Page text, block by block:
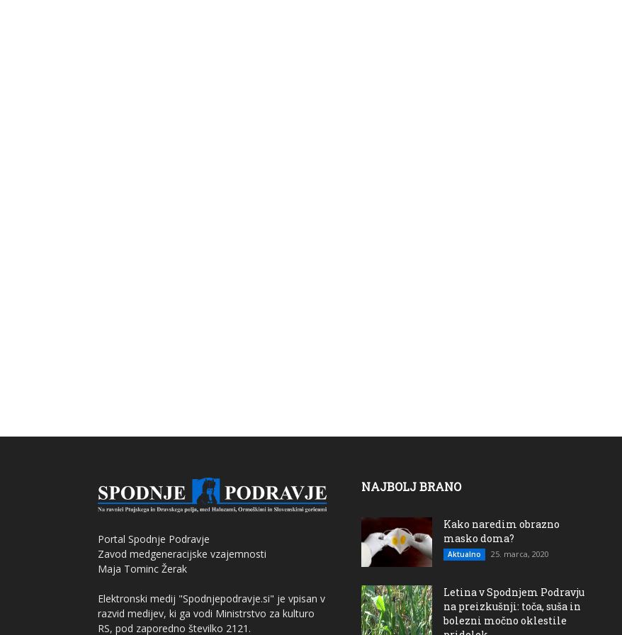
Portal Spodnje Podravje
Zavod medgeneracijske vzajemnosti
Maja Tominc Žerak
Elektronski medij "Spodnjepodravje.si" je vpisan v
razvid medijev, ki ga vodi Ministrstvo za kulturo
RS, pod zaporedno številko 2121.
NAJBOLJ BRANO
Kako naredim obrazno
masko doma?
Aktualno 25. marca, 2020
Letina v Spodnjem Podravju
na preizkušnji: toča, suša in
bolezni močno oklestile